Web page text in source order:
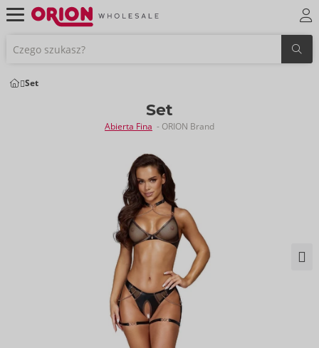
Set
Set
Abierta Fina - ORION Brand